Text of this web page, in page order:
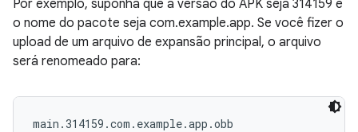
Por exemplo, suponha que a versão do APK seja 314159 e
o nome do pacote seja com.example.app. Se você fizer o
upload de um arquivo de expansão principal, o arquivo
será renomeado para:
main.314159.com.example.app.obb